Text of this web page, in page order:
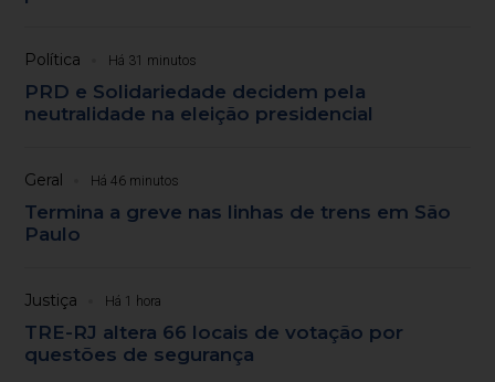
Política Há 31 minutos
PRD e Solidariedade decidem pela
neutralidade na eleição presidencial
Geral Há 46 minutos
Termina a greve nas linhas de trens em São
Paulo
Justiça Há 1 hora
TRE-RJ altera 66 locais de votação por
questões de segurança